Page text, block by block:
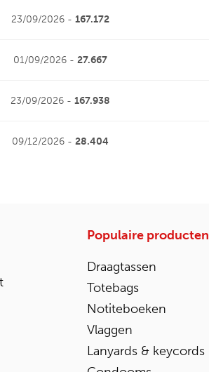
23/09/2026 - 167.172
01/09/2026 - 27.667
23/09/2026 - 167.938
09/12/2026 - 28.404
Populaire producten
Draagtassen
Totebags
Notiteboeken
Vlaggen
Lanyards & keycords